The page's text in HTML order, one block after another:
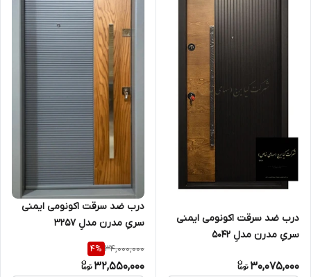
درب ضد سرقت اکونومی ایمنی
سریِ مدرن مدلِ ۵۰۴۲
30,075,000
درب ضد سرقت اکونومی ایمنی
سریِ مدرن مدلِ 3257
34,000,000
4%
32,550,000